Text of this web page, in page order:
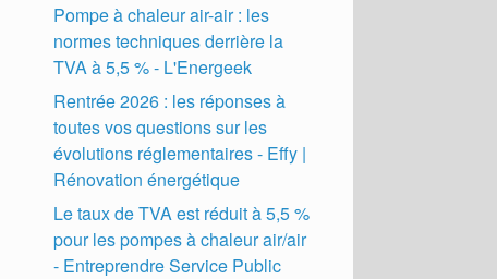
Pompe à chaleur air-air : les
normes techniques derrière la
TVA à 5,5 % - L'Energeek
Rentrée 2026 : les réponses à
toutes vos questions sur les
évolutions réglementaires - Effy |
Rénovation énergétique
Le taux de TVA est réduit à 5,5 %
pour les pompes à chaleur air/air
- Entreprendre Service Public